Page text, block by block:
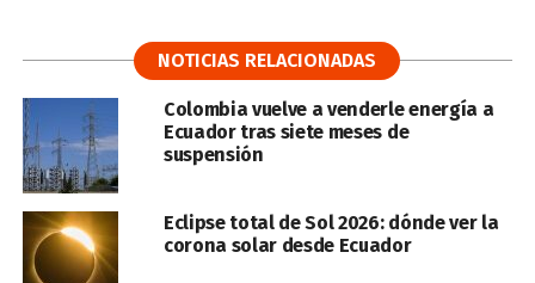
NOTICIAS RELACIONADAS
Colombia vuelve a venderle energía a
Ecuador tras siete meses de
suspensión
Eclipse total de Sol 2026: dónde ver la
corona solar desde Ecuador